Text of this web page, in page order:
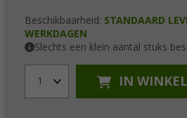
Beschikbaarheid: STANDAARD
WERKDAGEN
Slechts een klein aantal stuks
1 IN